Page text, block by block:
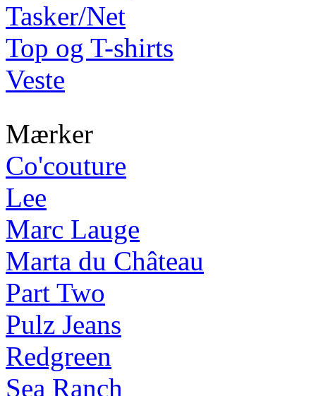
Tasker/Net
Top og T-shirts
Veste
Mærker
Co'couture
Lee
Marc Lauge
Marta du Château
Part Two
Pulz Jeans
Redgreen
Sea Ranch